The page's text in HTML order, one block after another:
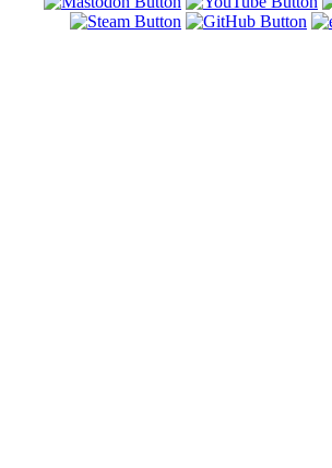
..:[A]way [f]rom
Ansprechbar, wenn wichtig!